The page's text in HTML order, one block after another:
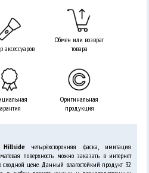
аксессуаров
Обмен или возврат
товара
Оригинальная
продукция
четырёхсторонняя фаска, имитация
поверхность можно заказать в интернет
цене. Данный влагостойкий продукт 32